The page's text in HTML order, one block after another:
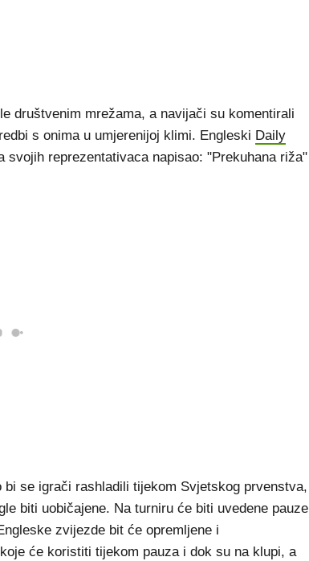
društvenim mrežama, a navijači su komentirali
s onima u umjerenijoj klimi. Engleski Daily
reprezentativaca napisao: "Prekuhana riža"
se igrači rashladili tijekom Svjetskog prvenstva,
biti uobičajene. Na turniru će biti uvedene pauze
zvijezde bit će opremljene i
će koristiti tijekom pauza i dok su na klupi, a